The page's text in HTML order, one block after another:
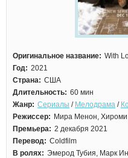
Оригинальное название: With
Год: 2021
Страна: США
Длительность: 60 мин
Жанр: Сериалы / Мелодрама /
Режиссер: Мира Менон,
Премьера: 2 декабря 2021
Перевод: Coldfilm
В ролях: Эмерод Тубия, Марк